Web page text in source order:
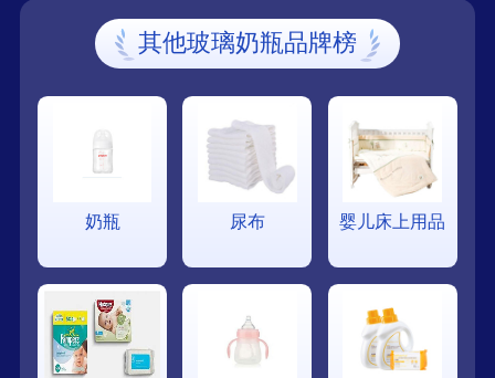
其他玻璃奶瓶品牌榜
奶瓶 尿布 婴儿床上用品